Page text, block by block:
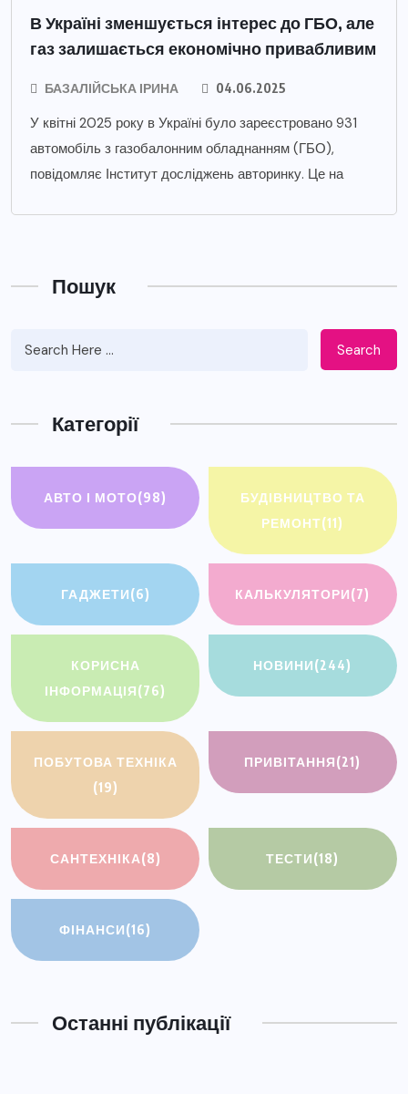
В Україні зменшується інтерес до ГБО, але
газ залишається економічно привабливим
БАЗАЛІЙСЬКА ІРИНА 04.06.2025
У квітні 2025 року в Україні було зареєстровано 931
автомобіль з газобалонним обладнанням (ГБО),
повідомляє Інститут досліджень авторинку. Це на
Пошук
Search
Категорії
АВТО І МОТО(98)
БУДІВНИЦТВО ТА
РЕМОНТ(11)
ГАДЖЕТИ(6) КАЛЬКУЛЯТОРИ(7)
КОРИСНА
ІНФОРМАЦІЯ(76)
НОВИНИ(244)
ПОБУТОВА ТЕХНІКА
(19)
ПРИВІТАННЯ(21)
САНТЕХНІКА(8) ТЕСТИ(18)
ФІНАНСИ(16)
Останні публікації